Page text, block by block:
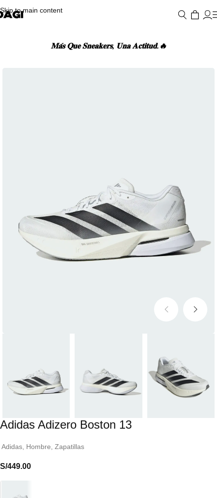
Skip to main content
𝐌𝐚́𝐬 𝐐𝐮𝐞 𝐒𝐧𝐞𝐚𝐤𝐞𝐫𝐬, 𝐔𝐧𝐚 𝐀𝐜𝐭𝐢𝐭𝐮𝐝.🔥
Adidas Adizero Boston 13
Adidas Hombre Zapatillas
S/449.00